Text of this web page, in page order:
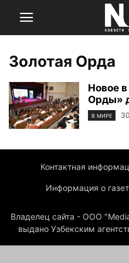
Золотая Орда
Новое
Орды»
В МИРЕ
Контактная
Информация о
Владелец сайта - ООО
выдано Узбекским